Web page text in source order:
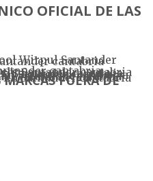
OFICIAL DE LAS
FUERA DE